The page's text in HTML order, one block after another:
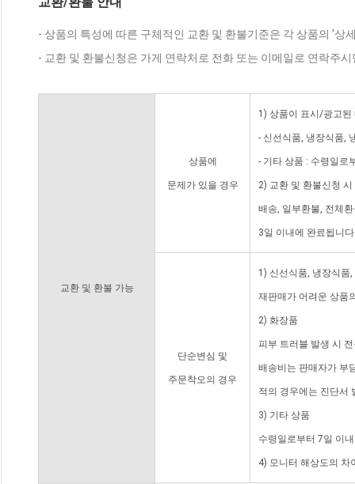
- 상품의 특성에 따른 구체적인 교환 및 환불기준은 각 상품의 '상
- 교환 및 환불신청은 가게 연락처로 전화 또는 이메일로 연락주
교환 및 환불 가능
상품에
문제가 있을 경우
1) 상품이 표시/광고된
- 신선식품, 냉장식품,
- 기타 상품 : 수령일로
2) 교환 및 환불신청
배송, 일부환불, 전체
3일 이내에 완료됩니
단순변심 및
주문착오의 경우
1) 신선식품, 냉장식품
재판매가 어려운 상품
2) 화장품
피부 트러블 발생 시
배송비는 판매자가 부
적의 경우에는 진단서
3) 기타 상품
수령일로부터 7일 이
4) 모니터 해상도의 차